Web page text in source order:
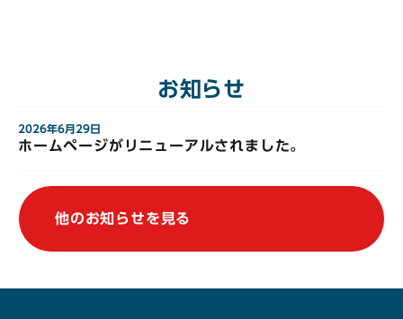
お知らせ
2026年6月29日
ホームページがリニューアルされました。
他のお知らせを見る